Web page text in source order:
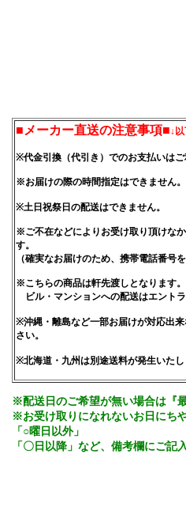
■メーカー直送の注意事項■↓
※代金引換（代引き）でのお支払いはご
※お届けの際の時間指定はできません。
※土日祝祭日の配送はできません。
※ご不在などによりお受け取り頂けな
す。
（確実なお届けのため、携帯電話番号
※こちらの商品は軒先渡しとなります。
ビル・マンションへの配送はエントラ
※沖縄・離島など一部お届けが対応出
さい。
※北海道・九州は別途送料が発生いたし
※配送日のご希望が無い場合は『
※お受け取りになれないお日にち
「○曜日以外」
「〇日以降」など、備考欄にご記